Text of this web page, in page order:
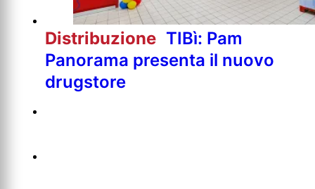
Distribuzione TIBì: Pam
Panorama presenta il nuovo
drugstore